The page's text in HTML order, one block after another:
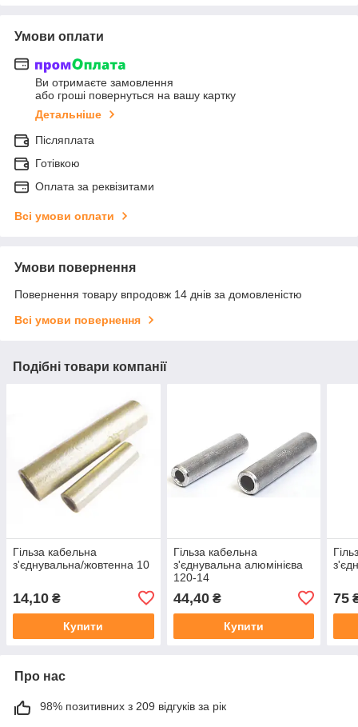
Умови оплати
Ви отримаєте замовлення
або гроші повернуться на вашу картку
Детальніше
Післяплата
Готівкою
Оплата за реквізитами
Всі умови оплати
Умови повернення
Повернення товару впродовж 14 днів за домовленістю
Всі умови повернення
Подібні товари компанії
Гільза кабельна
з'єднувальна/жовтенна 10
14,10 ₴
Купити
Гільза кабельна
з'єднувальна алюмінієва
120-14
44,40₴
Купити
75
Про нас
98% позитивних з 209 відгуків за рік